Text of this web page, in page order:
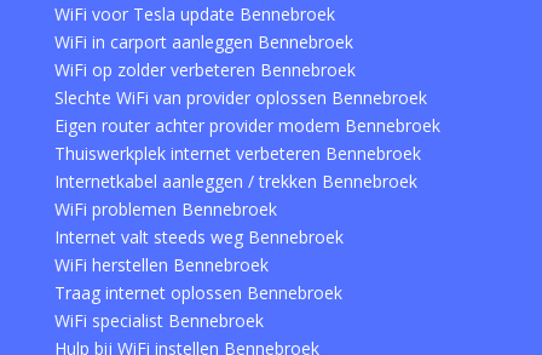
WiFi voor Tesla update Bennebroek
WiFi in carport aanleggen Bennebroek
WiFi op zolder verbeteren Bennebroek
Slechte WiFi van provider oplossen Bennebroek
Eigen router achter provider modem Bennebroek
Thuiswerkplek internet verbeteren Bennebroek
Internetkabel aanleggen / trekken Bennebroek
WiFi problemen Bennebroek
Internet valt steeds weg Bennebroek
WiFi herstellen Bennebroek
Traag internet oplossen Bennebroek
WiFi specialist Bennebroek
Hulp bij WiFi instellen Bennebroek